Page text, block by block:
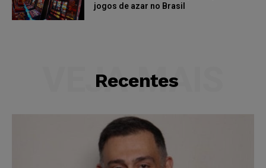
jogos de azar no Brasil
Recentes
VEJA MAIS